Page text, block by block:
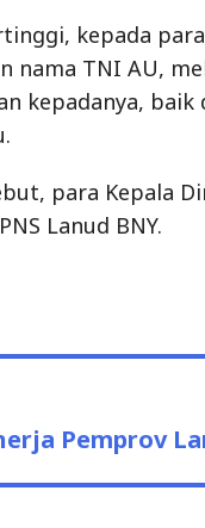
kepada
nama TNI AU,
kepadanya, baik
para Kepala
Lanud BNY.
Pemprov